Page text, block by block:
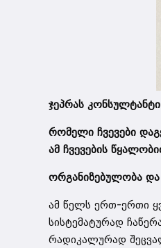
ჯეპრას
რომელი ჩვევები
ამ ჩვევების
ორგანიზებულობა
ამ წელს ერთ-ერთი
სისტემატურად
რადიკალურად